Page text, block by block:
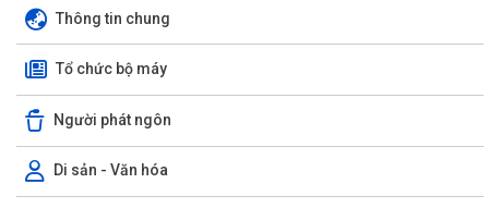
Thông tin chung
Tổ chức bộ máy
Người phát ngôn
Di sản - Văn hóa